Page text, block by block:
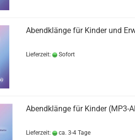
Abendklänge für Kinder und
Lieferzeit: Sofort
Abendklänge für Kinder (MP3-
Lieferzeit: ca. 3-4 Tage